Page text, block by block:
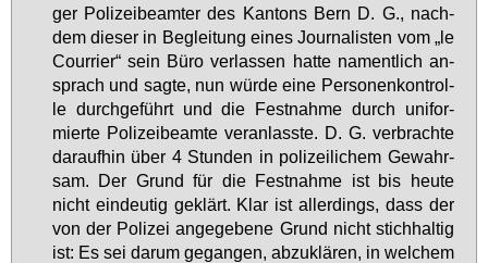
ger Po­li­zei­be­am­ter des Kan­tons Bern D. G., nach­
dem die­ser in Be­glei­tung ei­nes Jour­na­lis­ten vom „le
Cour­ri­er“ sein Bü­ro ver­las­sen hat­te na­ment­lich an­
sprach und sag­te, nun wür­de ei­ne Per­so­nen­kon­trol­
le durch­ge­führt und die Fest­nah­me durch uni­for­
mier­te Po­li­zei­be­am­te ver­an­lass­te. D. G. ver­brach­te
dar­auf­hin über 4 Stun­den in po­li­zei­li­chem Ge­wahr­
sam. Der Grund für die Fest­nah­me ist bis heu­te
nicht ein­deu­tig ge­klärt. Klar ist al­ler­dings, dass der
von der Po­li­zei an­ge­ge­be­ne Grund nicht stich­hal­tig
ist: Es sei dar­um ge­gan­gen, ab­zu­klä­ren, in wel­chem